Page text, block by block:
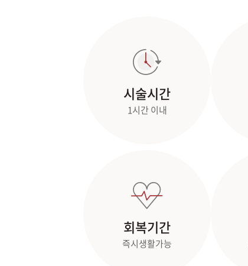
시술시간
1시간 이내
회복기간
즉시생활가능